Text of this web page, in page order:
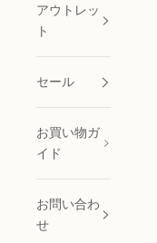
アウトレッ
ト
セール
お買い物ガ
イド
お問い合わ
せ